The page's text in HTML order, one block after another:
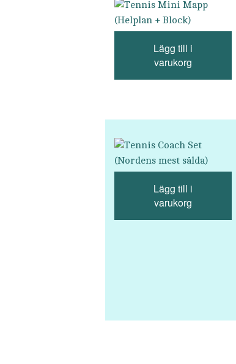
Lägg till i
varukorg
Lägg till i
varukorg